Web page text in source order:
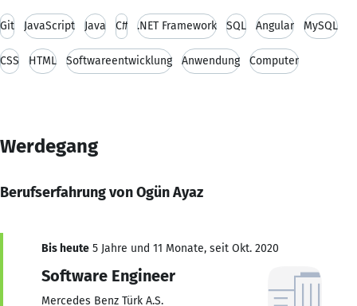
Git JavaScript Java C# .NET Framework SQL Angular MySQL
CSS HTML Softwareentwicklung Anwendung Computer
Werdegang
Berufserfahrung von Ogün Ayaz
Bis heute 5 Jahre und 11 Monate, seit Okt. 2020
Software Engineer
Mercedes Benz Türk A.S.